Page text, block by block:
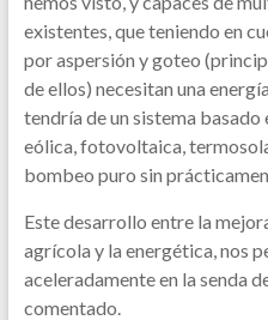
existentes, que teniendo en
por aspersión y goteo
de ellos) necesitan una
tendría de un sistema basado
eólica, fotovoltaica,
bombeo puro sin
Este desarrollo entre la
agrícola y la energética, nos
aceleradamente en la senda
comentado.